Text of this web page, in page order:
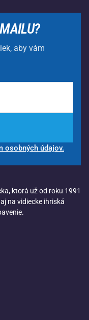
aby vám
osobných údajov.
ktorá už od roku 1991
na vidiecke ihriská